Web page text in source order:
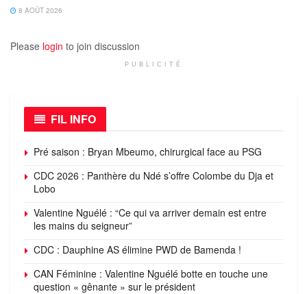
8 AOÛT 2026
Please login to join discussion
PUBLICITÉ
FIL INFO
Pré saison : Bryan Mbeumo, chirurgical face au PSG
CDC 2026 : Panthère du Ndé s’offre Colombe du Dja et
Lobo
Valentine Nguélé : “Ce qui va arriver demain est entre
les mains du seigneur”
CDC : Dauphine AS élimine PWD de Bamenda !
CAN Féminine : Valentine Nguélé botte en touche une
question « gênante » sur le président